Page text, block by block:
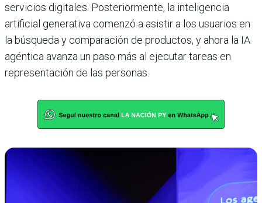
servicios digitales. Posteriormente, la inteligencia
artificial generativa comenzó a asistir a los usuarios en
la búsqueda y comparación de productos, y ahora la IA
agéntica avanza un paso más al ejecutar tareas en
representación de las personas.